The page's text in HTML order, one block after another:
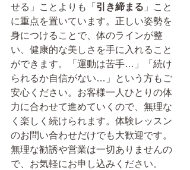
せる」ことよりも「引き締まる 」こと
に重点を置いています。正しい姿勢を
身につけることで、体のラインが整
い、健康的な美しさを手に入れること
ができます。「運動は苦手…」「続け
られるか自信がない…」という方もご
安心ください。お客様一人ひとりの体
力に合わせて進めていくので、無理な
く楽しく続けられます。体験レッスン
のお問い合わせだけでも大歓迎です。
無理な勧誘や営業は一切ありませんの
で、お気軽にお申し込みください。